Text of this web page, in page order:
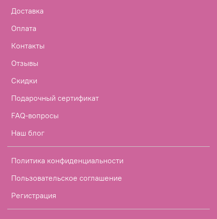
Доставка
Оплата
Контакты
Отзывы
Скидки
Подарочный сертификат
FAQ-вопросы
Наш блог
Политика конфиденциальности
Пользовательское соглашение
Регистрация